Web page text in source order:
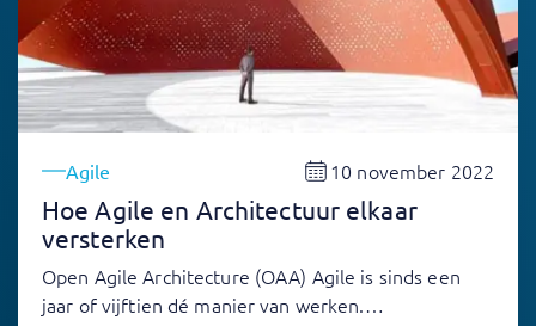
Agile 10 november 2022
Hoe Agile en Architectuur elkaar
versterken
Open Agile Architecture (OAA) Agile is sinds een
jaar of vijftien dé manier van werken.…